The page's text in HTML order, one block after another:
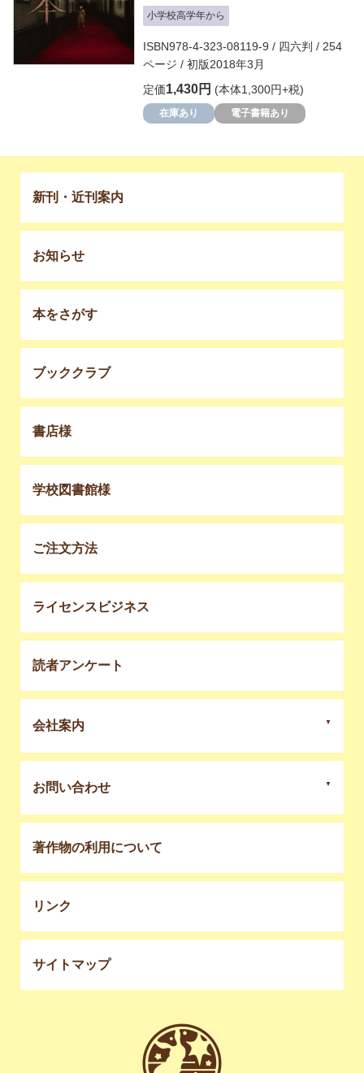
小学校高学年から
ISBN978-4-323-08119-9 / 四六判 / 254
ページ / 初版2018年3月
定価1,430円 (本体1,300円+税)
在庫あり 電子書籍あり
新刊・近刊案内
お知らせ
本をさがす
ブッククラブ
書店様
学校図書館様
ご注文方法
ライセンスビジネス
読者アンケート
会社案内
お問い合わせ
著作物の利用について
リンク
サイトマップ